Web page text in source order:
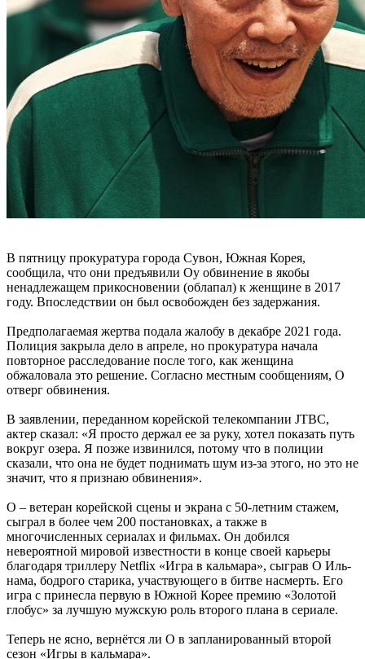
В пятницу прокуратура города Сувон, Южная Корея,
сообщила, что они предъявили Оу обвинение в якобы
ненадлежащем прикосновении (облапал) к женщине в 2017
году. Впоследствии он был освобожден без задержания.
Предполагаемая жертва подала жалобу в декабре 2021 года.
Полиция закрыла дело в апреле, но прокуратура начала
повторное расследование после того, как женщина
обжаловала это решение. Согласно местным сообщениям, О
отверг обвинения.
В заявлении, переданном корейской телекомпании JTBC,
актер сказал: «Я просто держал ее за руку, хотел показать путь
вокруг озера. Я позже извинился, потому что в полиции
сказали, что она не будет поднимать шум из-за этого, но это не
значит, что я признаю обвинения».
О – ветеран корейской сцены и экрана с 50-летним стажем,
сыграл в более чем 200 постановках, а также в
многочисленных сериалах и фильмах. Он добился
невероятной мировой известности в конце своей карьеры
благодаря триллеру Netflix «Игра в кальмара», сыграв О Иль-
нама, бодрого старика, участвующего в битве насмерть. Его
игра с принесла первую в Южной Корее премию «Золотой
глобус» за лучшую мужскую роль второго плана в сериале.
Теперь не ясно, вернётся ли О в запланированный второй
сезон «Игры в кальмара».